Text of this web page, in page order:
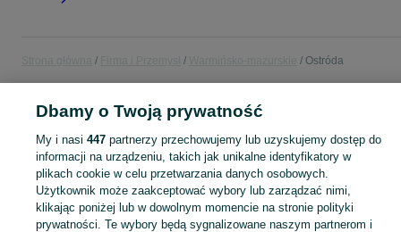
Ostróda
FIRMA I PRZEMYSŁ
KATEGORIA
Zobacz
Dbamy o Twoją prywatność
My i nasi 447partnerzy przechowujemy lub uzyskujemy dostęp do
informacji na urządzeniu, takich jak unikalne identyfikatory w
plikach cookie w celu przetwarzania danych osobowych.
Użytkownik może zaakceptować wybory lub zarządzać nimi,
klikając poniżej lub w dowolnym momencie na stronie polityki
prywatności. Te wybory będą sygnalizowane naszym partnerom i